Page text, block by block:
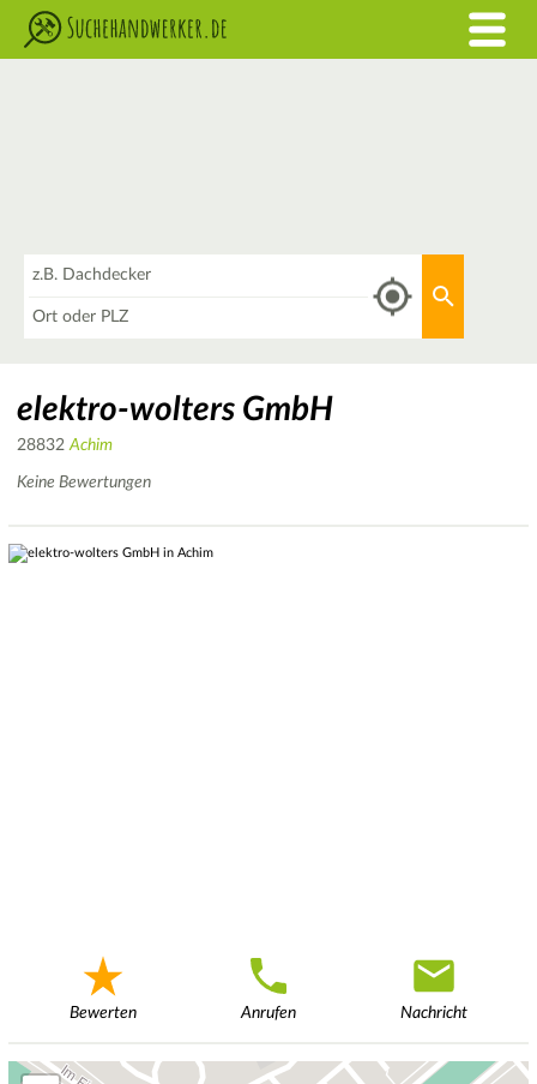
elektro-wolters GmbH
28832Achim
Keine Bewertungen
Bewerten Anrufen Nachricht